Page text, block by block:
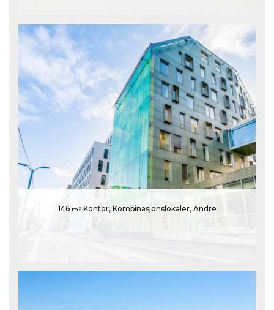
146 m²Kontor, Kombinasjonslokaler, Andre